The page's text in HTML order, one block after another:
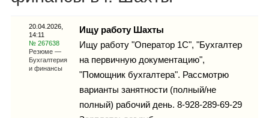
Гороскоп
Карты
20.04.2026,
14:11
№ 267638
Резюме —
Бухгалтерия
и финансы
Ищу работу Шахты
Ищу работу "Оператор 1С", "Бухгалтер
на первичную документацию",
"Помощник бухгалтера". Рассмотрю
варианты занятности (полный/не
полный) рабочий день. 8-928-289-69-29